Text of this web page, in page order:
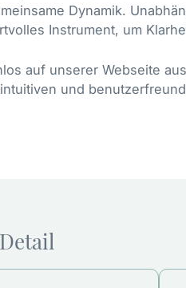
Dynamik.
Instrument, um
auf unserer Webseite
und